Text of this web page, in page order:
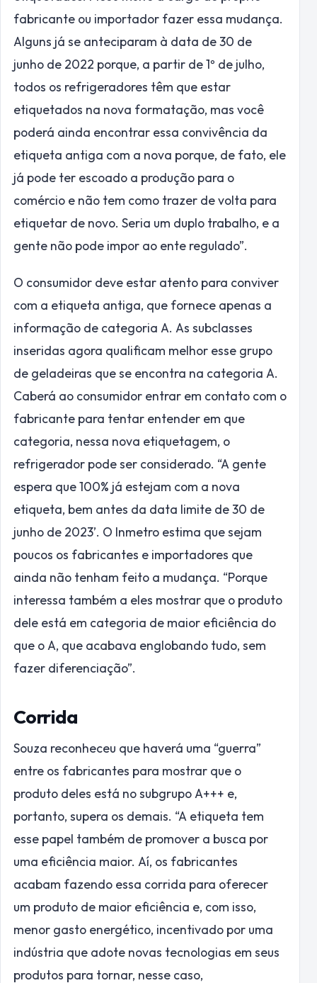
fabricante ou importador fazer essa mudança.
Alguns já se anteciparam à data de 30 de
junho de 2022 porque, a partir de 1º de julho,
todos os refrigeradores têm que estar
etiquetados na nova formatação, mas você
poderá ainda encontrar essa convivência da
etiqueta antiga com a nova porque, de fato, ele
já pode ter escoado a produção para o
comércio e não tem como trazer de volta para
etiquetar de novo. Seria um duplo trabalho, e a
gente não pode impor ao ente regulado”.
O consumidor deve estar atento para conviver
com a etiqueta antiga, que fornece apenas a
informação de categoria A. As subclasses
inseridas agora qualificam melhor esse grupo
de geladeiras que se encontra na categoria A.
Caberá ao consumidor entrar em contato com o
fabricante para tentar entender em que
categoria, nessa nova etiquetagem, o
refrigerador pode ser considerado. “A gente
espera que 100% já estejam com a nova
etiqueta, bem antes da data limite de 30 de
junho de 2023’. O Inmetro estima que sejam
poucos os fabricantes e importadores que
ainda não tenham feito a mudança. “Porque
interessa também a eles mostrar que o produto
dele está em categoria de maior eficiência do
que o A, que acabava englobando tudo, sem
fazer diferenciação”.
Corrida
Souza reconheceu que haverá uma “guerra”
entre os fabricantes para mostrar que o
produto deles está no subgrupo A+++ e,
portanto, supera os demais. “A etiqueta tem
esse papel também de promover a busca por
uma eficiência maior. Aí, os fabricantes
acabam fazendo essa corrida para oferecer
um produto de maior eficiência e, com isso,
menor gasto energético, incentivado por uma
indústria que adote novas tecnologias em seus
produtos para tornar, nesse caso,